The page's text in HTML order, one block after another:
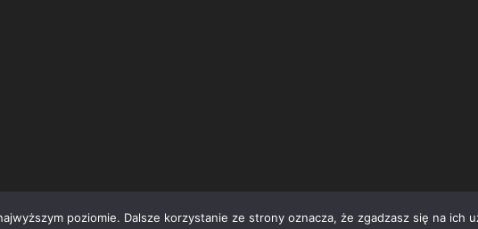
poziomie. Dalsze korzystanie ze strony oznacza, że zgadzasz się na ich